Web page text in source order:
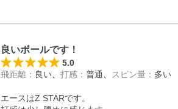
良いボールです！
5.0
飛距離 ： 良い 打感 ： 普通 スピン量 ： 多い
エースはZ STARです。